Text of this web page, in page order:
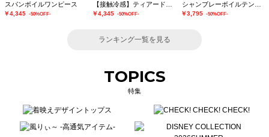
スパンボイルワンピース
￥4,345 -50%OFF- ￥4,345 -50%OFF- ￥3,795 -50%OFF-
ランキング一覧を見る
TOPICS
特集